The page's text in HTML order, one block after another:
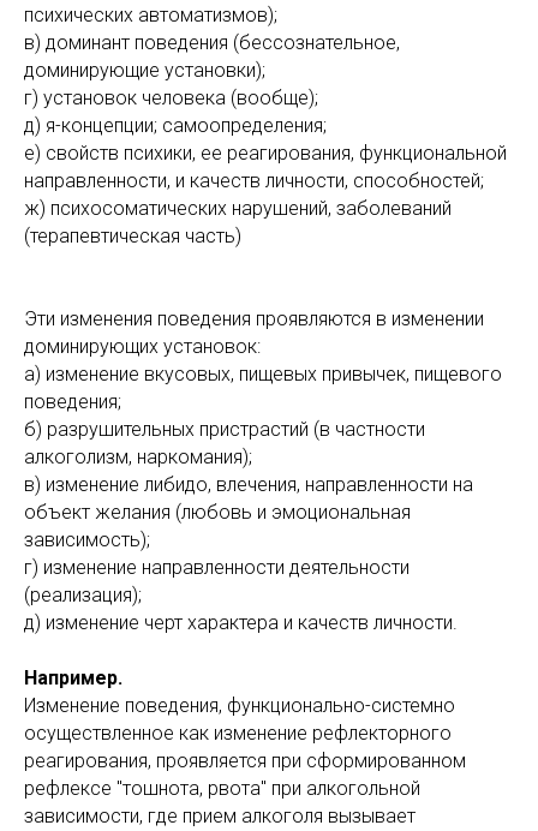
психических автоматизмов);
в) доминант поведения (бессознательное,
доминирующие установки);
г) установок человека (вообще);
д) я-концепции; самоопределения;
е) свойств психики, ее реагирования, функциональной
направленности, и качеств личности, способностей;
ж) психосоматических нарушений, заболеваний
(терапевтическая часть)
Эти изменения поведения проявляются в изменении
доминирующих установок:
а) изменение вкусовых, пищевых привычек, пищевого
поведения;
б) разрушительных пристрастий (в частности
алкоголизм, наркомания);
в) изменение либидо, влечения, направленности на
объект желания (любовь и эмоциональная
зависимость);
г) изменение направленности деятельности
(реализация);
д) изменение черт характера и качеств личности.
Например.
Изменение поведения, функционально-системно
осуществленное как изменение рефлекторного
реагирования, проявляется при сформированном
рефлексе "тошнота, рвота" при алкогольной
зависимости, где прием алкоголя вызывает